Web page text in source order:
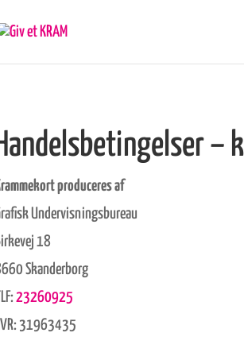
–
produceres af
Undervisningsbureau
18
Skanderborg
TLF:23260925
31963435